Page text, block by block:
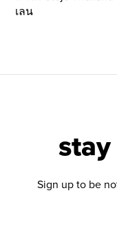
เลน
Sign up to be